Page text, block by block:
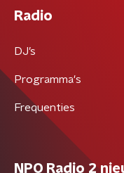
Radio
DJ’s
Programma's
Frequenties
NPO Radio 2